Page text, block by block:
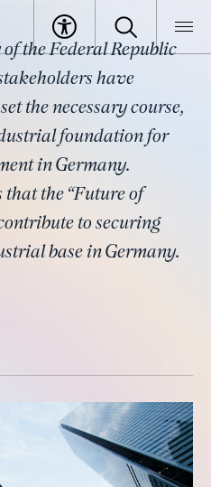
of Industry
the Federal Republic
have
the necessary course,
foundation for
in Germany.
the “Future of
to securing
base in Germany.